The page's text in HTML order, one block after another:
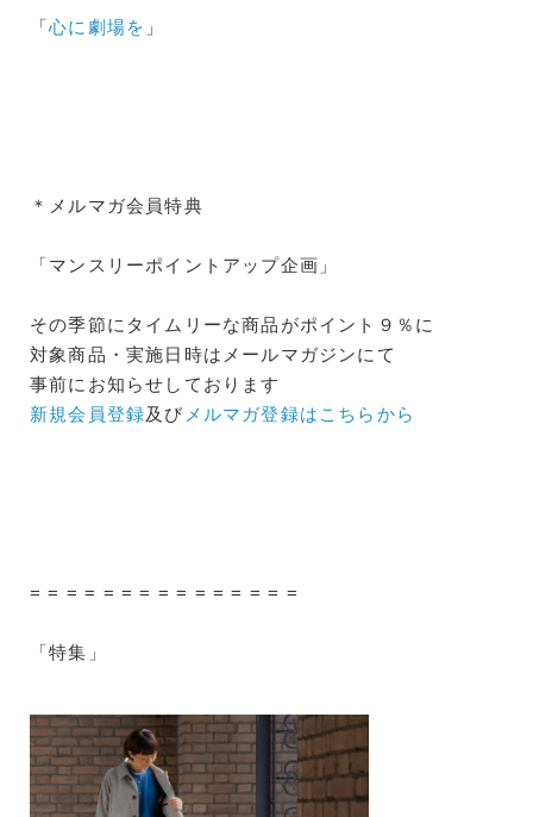
「心に劇場を 」
＊メルマガ会員特典
「マンスリーポイントアップ企画」
その季節にタイムリーな商品がポイント９％に
対象商品・実施日時はメールマガジンにて
事前にお知らせしております
新規会員登録及び メルマガ登録はこちらから
= = = = = = = = = = = = = = =
「特集」